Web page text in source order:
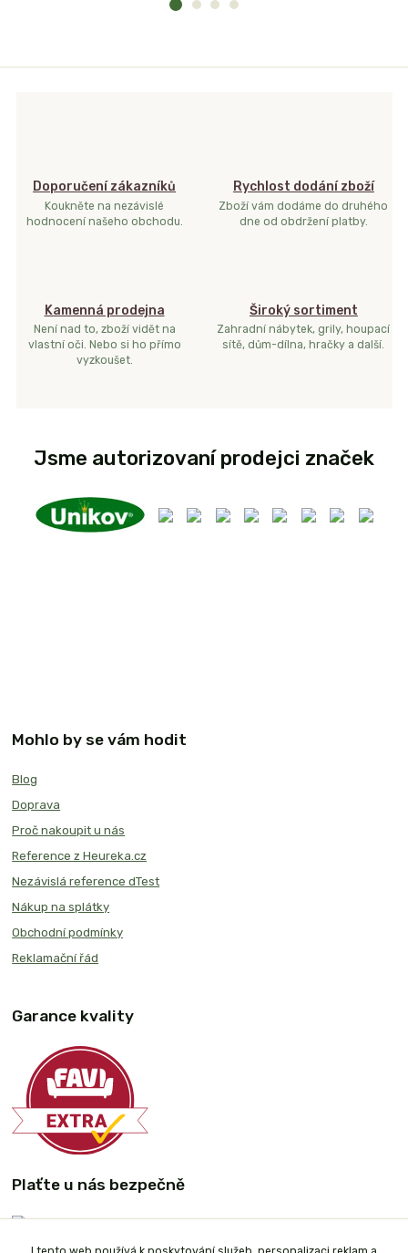
Doporučení zákazníků
Koukněte na nezávislé
hodnocení našeho obchodu.
Rychlost dodání zboží
Zboží vám dodáme do druhého
dne od obdržení platby.
Kamenná prodejna
Není nad to, zboží vidět na
vlastní oči. Nebo si ho přímo
vyzkoušet.
Široký sortiment
Zahradní nábytek, grily, houpací
sítě, dům-dílna, hračky a další.
Jsme autorizovaní prodejci značek
Mohlo by se vám hodit
Blog
Doprava
Proč nakoupit u nás
Reference z Heureka.cz
Nezávislá reference dTest
Nákup na splátky
Obchodní podmínky
Reklamační řád
Garance kvality
Plaťte u nás bezpečně